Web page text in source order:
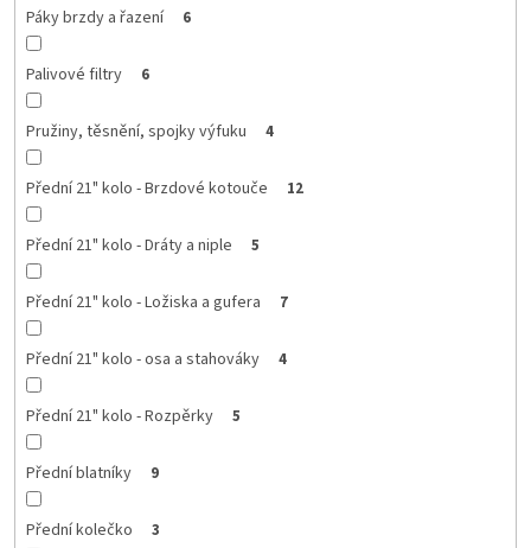
Páky brzdy a řazení 6
Palivové filtry 6
Pružiny, těsnění, spojky výfuku 4
Přední 21" kolo - Brzdové kotouče 12
Přední 21" kolo - Dráty a niple 5
Přední 21" kolo - Ložiska a gufera 7
Přední 21" kolo - osa a stahováky 4
Přední 21" kolo - Rozpěrky 5
Přední blatníky 9
Přední kolečko 3